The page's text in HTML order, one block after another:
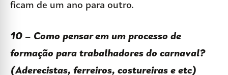
ficam de um ano para outro.
10 – Como pensar em um processo de
formação para trabalhadores do carnaval?
(Aderecistas, ferreiros, costureiras e etc)